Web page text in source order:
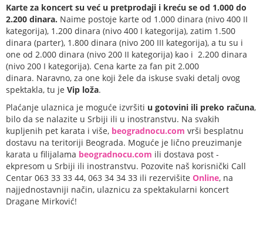
Karte za koncert su već u pretprodaji i kreću se od 1.000 do
2.200 dinara. Naime postoje karte od 1.000 dinara (nivo 400 II
kategorija), 1.200 dinara (nivo 400 I kategorija), zatim 1.500
dinara (parter), 1.800 dinara (nivo 200 III kategorija), a tu su i
one od 2.000 dinara (nivo 200 II kategorija) kao i 2.200 dinara
(nivo 200 I kategorija). Cena karte za fan pit 2.000
dinara. Naravno, za one koji žele da iskuse svaki detalj ovog
spektakla, tu je Vip loža.
Plaćanje ulaznica je moguće izvršiti u gotovini ili preko računa,
bilo da se nalazite u Srbiji ili u inostranstvu. Na svakih
kupljenih pet karata i više, beogradnocu.com vrši besplatnu
dostavu na teritoriji Beograda. Moguće je lično preuzimanje
karata u filijalama beogradnocu.com ili dostava post -
ekpresom u Srbiji ili inostranstvu. Pozovite naš korisnički Call
Centar 063 33 33 44, 063 34 34 33 ili rezervišite Online, na
najjednostavniji način, ulaznicu za spektakularni koncert
Dragane Mirković!